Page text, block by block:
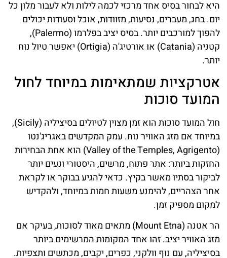
היא לבחור בסיס אחד מרכזי לכמה לילות ולא לעבור מלון כל
יום. בחג, מעברים, נסיעות, מזוודות, אוכל וסעודות יכולים
להפוך למורכבים יותר. בסיס יציב בפלרמו (Palermo),
קטניה (Catania) או אורטיג'ה (Ortigia) יאפשר טיול נוח
יותר.
אטרקציות שמתאימות במיוחד לחול
המועד סוכות
חול המועד סוכות הוא זמן מצוין לטיולים בסיציליה (Sicily),
במיוחד אם מזג האוויר נוח. עמק המקדשים באגריג'נטו
(Valley of the Temples, Agrigento) הוא אחת הבחירות
החזקות ביותר: אתר פתוח, מרשים, היסטורי ונעים יותר
לביקור בסתיו מאשר בקיץ. כדאי להגיע בבוקר או לקראת
אחר הצהריים, להימנע משעות חמות במיוחד, ולהקדיש
למקום מספיק זמן.
הר אטנה (Mount Etna) מתאים מאוד לסוכות, בעיקר אם
מזג האוויר יציב. זהו אחד המקומות המרשימים ביותר
בסיציליה, עם נוף וולקני, כפרים, יקבים, מכתשים ותצפיות.